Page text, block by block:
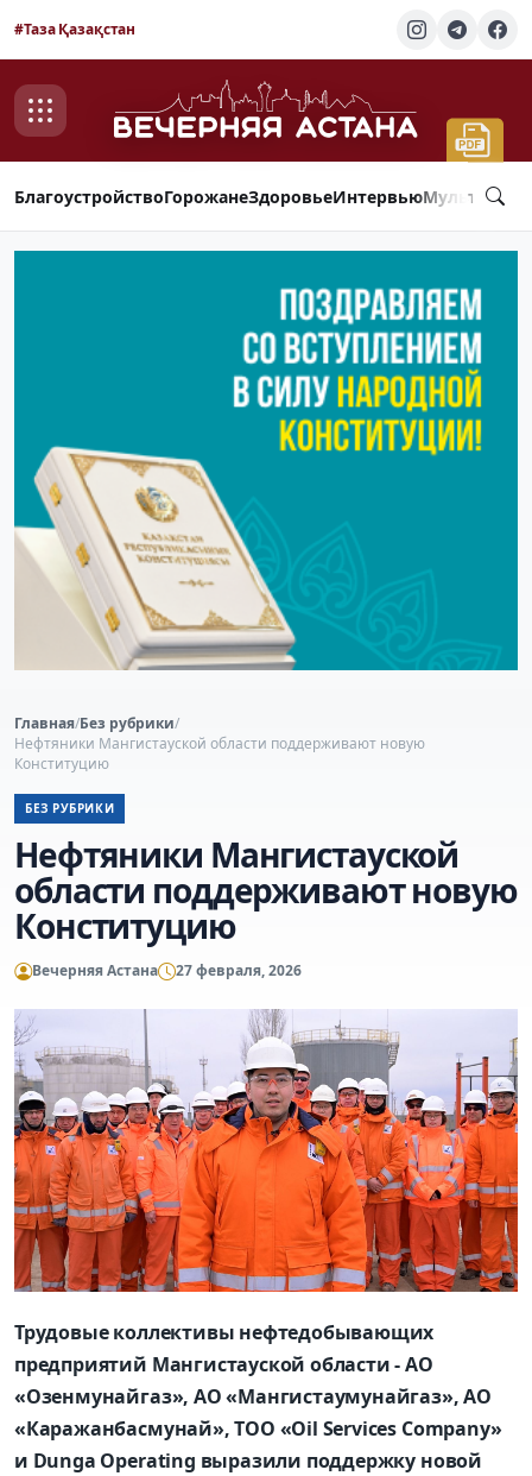
#Таза Қазақстан
БлагоустройствоГорожанеЗдоровьеИнтервью
Главная/Без рубрики/
Нефтяники Мангистауской области поддерживают новую
Конституцию
БЕЗ РУБРИКИ
Нефтяники Мангистауской
области поддерживают новую
Конституцию
Вечерняя Астана 27 февраля, 2026
Трудовые коллективы нефтедобывающих
предприятий Мангистауской области - АО
«Озенмунайгаз», АО «Мангистаумунайгаз», АО
«Каражанбасмунай», ТОО «Oil Services Company»
и Dunga Operating выразили поддержку новой